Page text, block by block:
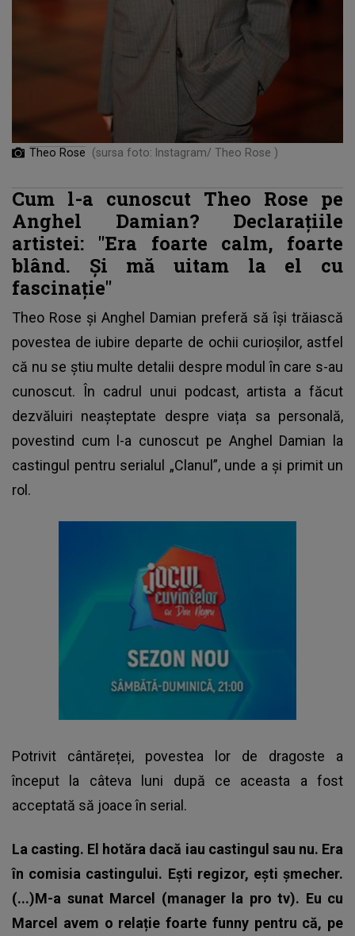
Theo Rose (sursa foto: Instagram/ Theo Rose )
Cum l-a cunoscut Theo Rose pe
Anghel Damian? Declarațiile
artistei: "Era foarte calm, foarte
blând. Și mă uitam la el cu
fascinație"
Theo Rose și Anghel Damian preferă să își trăiască
povestea de iubire departe de ochii curioșilor, astfel
că nu se știu multe detalii despre modul în care s-au
cunoscut. În cadrul unui podcast, artista a făcut
dezvăluiri neașteptate despre viața sa personală,
povestind cum l-a cunoscut pe Anghel Damian la
castingul pentru serialul „Clanul”, unde a și primit un
rol.
Potrivit cântăreței, povestea lor de dragoste a
început la câteva luni după ce aceasta a fost
acceptată să joace în serial.
La casting. El hotăra dacă iau castingul sau nu. Era
în comisia castingului. Ești regizor, ești șmecher.
(...)M-a sunat Marcel (manager la pro tv). Eu cu
Marcel avem o relație foarte funny pentru că, pe